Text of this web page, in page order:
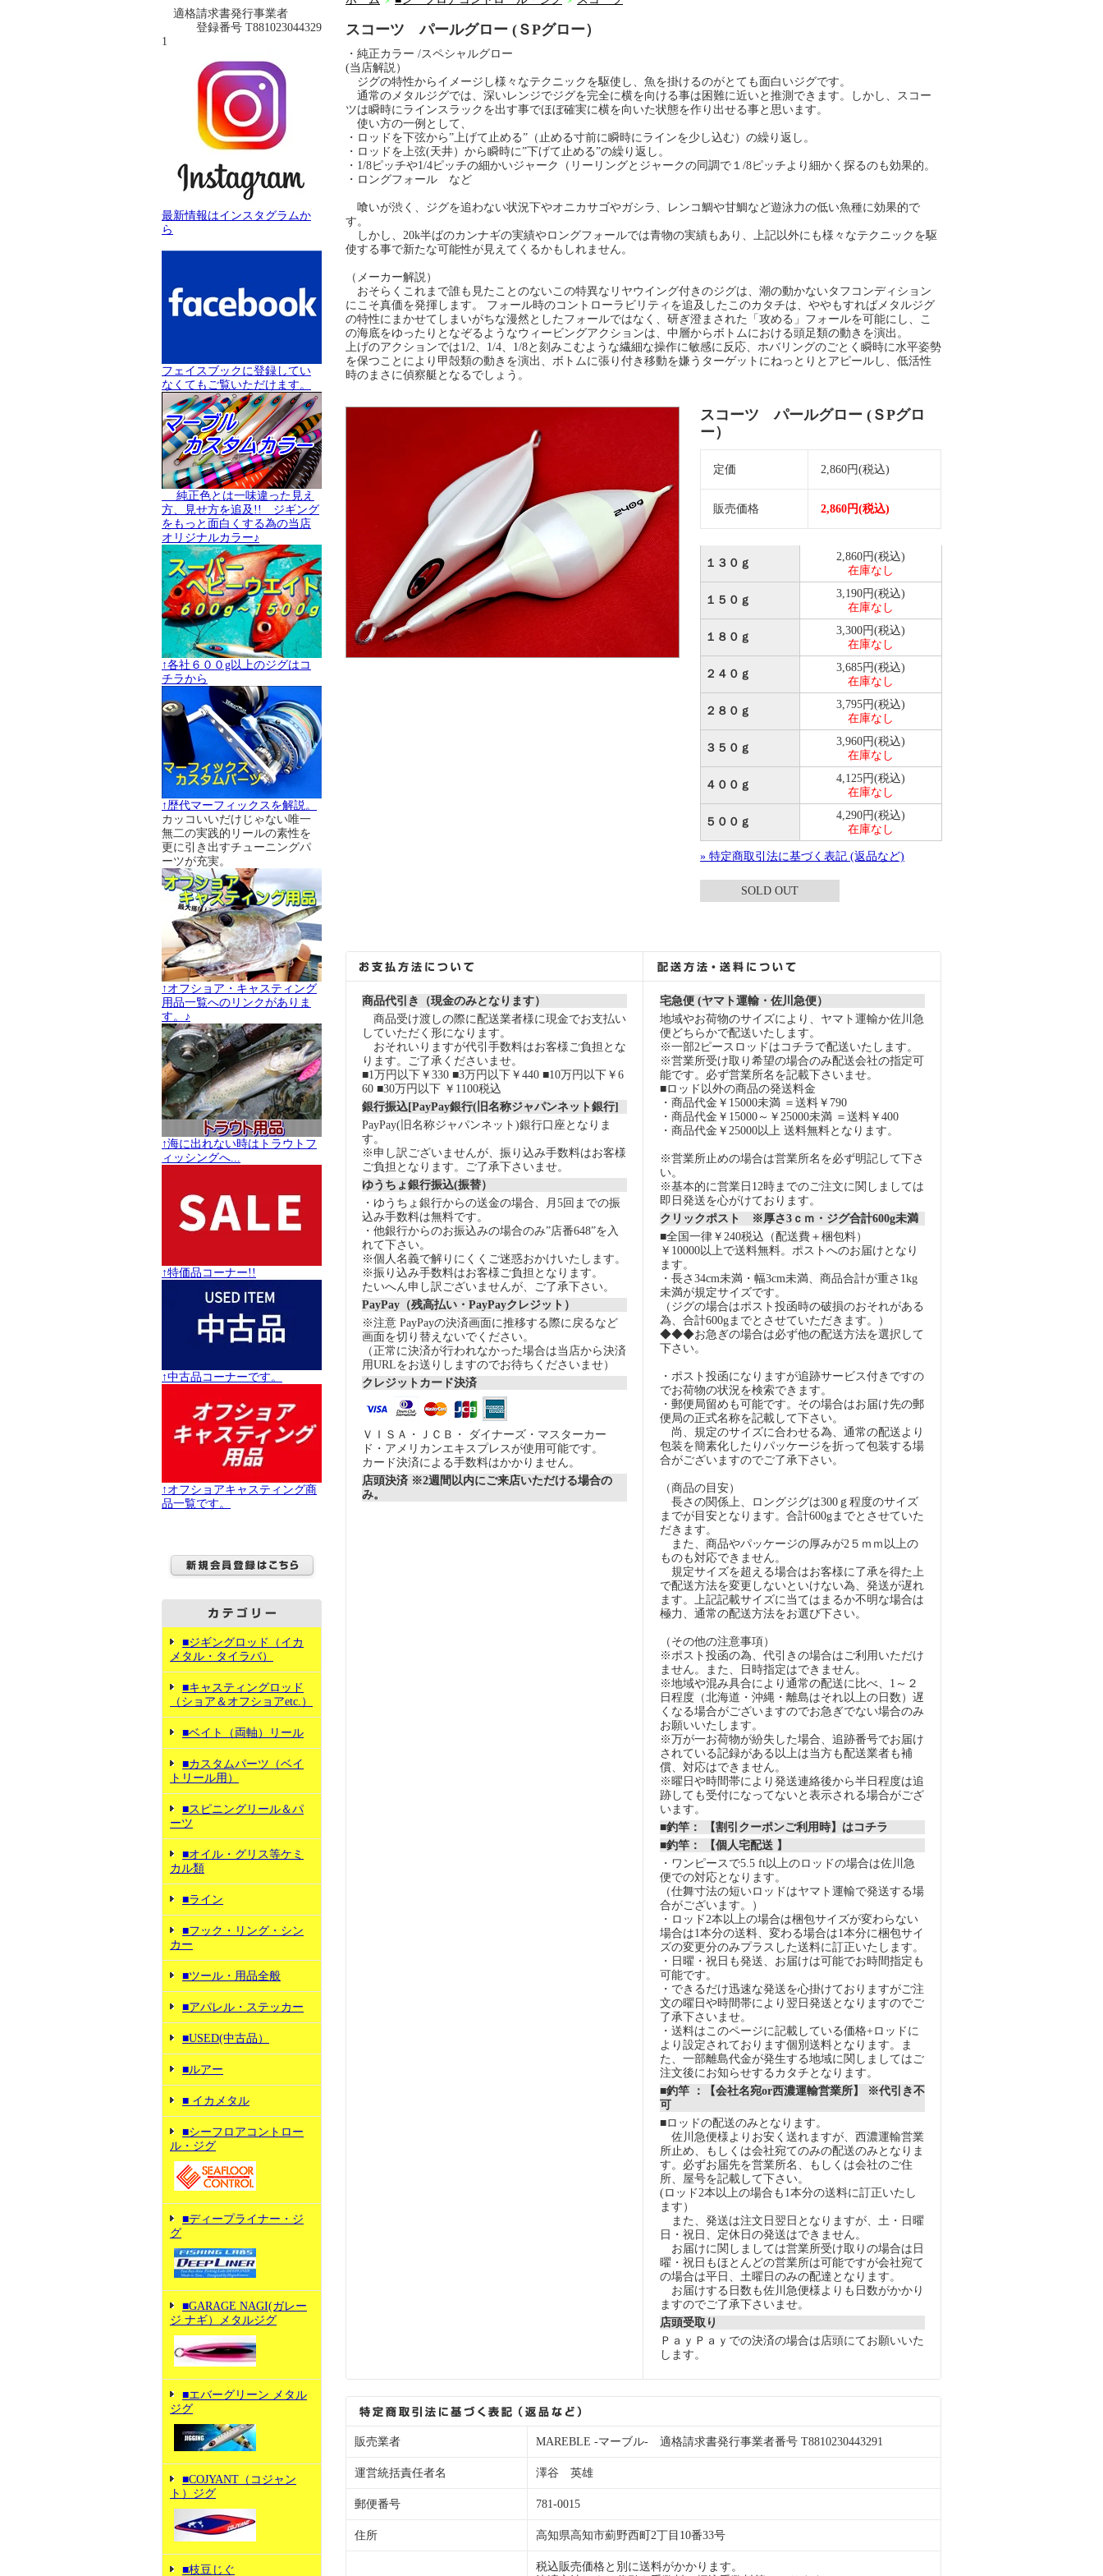
適格請求書発行事業者
登録番号 T881023044329
1
最新情報はインスタグラムか
ら
フェイスブックに登録してい
なくてもご覧いただけます。
純正色とは一味違った見え
方、見せ方を追及!! ジギング
をもっと面白くする為の当店
オリジナルカラー♪
↑各社６００g以上のジグはコ
チラから
↑歴代マーフィックスを解説。
カッコいいだけじゃない唯一
無二の実践的リールの素性を
更に引き出すチューニングパ
ーツが充実。
↑オフショア・キャスティング
用品一覧へのリンクがありま
す。♪
↑海に出れない時はトラウトフ
ィッシングへ...
↑特価品コーナー!!
↑中古品コーナーです。
↑オフショアキャスティング商
品一覧です。
■ジギングロッド（イカ
メタル・タイラバ）
■キャスティングロッド
（ショア＆オフショアetc.）
■ベイト（両軸）リール
■カスタムパーツ（ベイ
トリール用）
■スピニングリール＆パ
ーツ
■オイル・グリス等ケミ
カル類
■ライン
■フック・リング・シン
カー
■ツール・用品全般
■アパレル・ステッカー
■USED(中古品）
■ルアー
■ イカメタル
■シーフロアコントロー
ル・ジグ
■ディープライナー・ジ
グ
■GARAGE NAGI(ガレー
ジ ナギ）メタルジグ
■エバーグリーン メタル
ジグ
■COJYANT（コジャン
ト）ジグ
■枝豆じぐ
スコーツ パールグロー (ＳPグロー）
・純正カラー /スペシャルグロー
(当店解説）
ジグの特性からイメージし様々なテクニックを駆使し、魚を掛けるのがとても面白いジグです。
通常のメタルジグでは、深いレンジでジグを完全に横を向ける事は困難に近いと推測できます。しかし、スコー
ツは瞬時にラインスラックを出す事でほぼ確実に横を向いた状態を作り出せる事と思います。
使い方の一例として、
・ロッドを下弦から”上げて止める”（止める寸前に瞬時にラインを少し込む）の繰り返し。
・ロッドを上弦(天井）から瞬時に”下げて止める”の繰り返し。
・1/8ピッチや1/4ピッチの細かいジャーク（リーリングとジャークの同調で１/8ピッチより細かく探るのも効果的。
・ロングフォール など
喰いが渋く、ジグを追わない状況下やオニカサゴやガシラ、レンコ鯛や甘鯛など遊泳力の低い魚種に効果的で
す。
しかし、20k半ばのカンナギの実績やロングフォールでは青物の実績もあり、上記以外にも様々なテクニックを駆
使する事で新たな可能性が見えてくるかもしれません。
（メーカー解説）
おそらくこれまで誰も見たことのないこの特異なリヤウイング付きのジグは、潮の動かないタフコンディション
にこそ真価を発揮します。 フォール時のコントローラビリティを追及したこのカタチは、ややもすればメタルジグ
の特性にまかせてしまいがちな漫然としたフォールではなく、研ぎ澄まされた「攻める」フォールを可能にし、こ
の海底をゆったりとなぞるようなウィービングアクションは、中層からボトムにおける頭足類の動きを演出。
上げのアクションでは1/2、1/4、1/8と刻みこむような繊細な操作に敏感に反応、ホバリングのごとく瞬時に水平姿勢
を保つことにより甲殻類の動きを演出、ボトムに張り付き移動を嫌うターゲットにねっとりとアピールし、低活性
時のまさに偵察艇となるでしょう。
スコーツ パールグロー (ＳPグロ
ー）
定価 2,860円(税込)
販売価格 2,860円(税込)
１３０ｇ
2,860円(税込)
在庫なし
１５０ｇ
3,190円(税込)
在庫なし
１８０ｇ
3,300円(税込)
在庫なし
２４０ｇ
3,685円(税込)
在庫なし
２８０ｇ
3,795円(税込)
在庫なし
３５０ｇ
3,960円(税込)
在庫なし
４００ｇ
4,125円(税込)
在庫なし
５００ｇ
4,290円(税込)
在庫なし
» 特定商取引法に基づく表記 (返品など)
SOLD OUT
商品代引き（現金のみとなります）
商品受け渡しの際に配送業者様に現金でお支払い
していただく形になります。
おそれいりますが代引手数料はお客様ご負担とな
ります。ご了承くださいませ。
■1万円以下￥330 ■3万円以下￥440 ■10万円以下￥6
60 ■30万円以下 ￥1100税込
銀行振込[PayPay銀行(旧名称ジャパンネット銀行]
PayPay(旧名称ジャパンネット)銀行口座となりま
す。
※申し訳ございませんが、振り込み手数料はお客様
ご負担となります。ご了承下さいませ。
ゆうちょ銀行振込(振替）
・ゆうちょ銀行からの送金の場合、月5回までの振
込み手数料は無料です。
・他銀行からのお振込みの場合のみ”店番648”を入
れて下さい。
※個人名義で解りにくくご迷惑おかけいたします。
※振り込み手数料はお客様ご負担となります。
たいへん申し訳ございませんが、ご了承下さい。
PayPay（残高払い・PayPayクレジット）
※注意 PayPayの決済画面に推移する際に戻るなど
画面を切り替えないでください。
（正常に決済が行われなかった場合は当店から決済
用URLをお送りしますのでお待ちくださいませ）
クレジットカード決済
ＶＩＳＡ・ＪＣＢ・ ダイナーズ・マスターカー
ド・アメリカンエキスプレスが使用可能です。
カード決済による手数料はかかりません。
店頭決済 ※2週間以内にご来店いただける場合の
み。
宅急便 (ヤマト運輸・佐川急便）
地域やお荷物のサイズにより、ヤマト運輸か佐川急
便どちらかで配送いたします。
※一部2ピースロッドはコチラで配送いたします。
※営業所受け取り希望の場合のみ配送会社の指定可
能です。必ず営業所名を記載下さいませ。
■ロッド以外の商品の発送料金
・商品代金￥15000未満 ＝送料￥790
・商品代金￥15000～￥25000未満 ＝送料￥400
・商品代金￥25000以上 送料無料となります。
※営業所止めの場合は営業所名を必ず明記して下さ
い。
※基本的に営業日12時までのご注文に関しましては
即日発送を心がけております。
クリックポスト ※厚さ3ｃｍ・ジグ合計600g未満
■全国一律￥240税込（配送費＋梱包料）
￥10000以上で送料無料。ポストへのお届けとなり
ます。
・長さ34cm未満・幅3cm未満、商品合計が重さ1kg
未満が規定サイズです。
（ジグの場合はポスト投函時の破損のおそれがある
為、合計600gまでとさせていただきます。）
◆◆◆お急ぎの場合は必ず他の配送方法を選択して
下さい。
・ポスト投函になりますが追跡サービス付きですの
でお荷物の状況を検索できます。
・郵便局留めも可能です。その場合はお届け先の郵
便局の正式名称を記載して下さい。
尚、規定のサイズに合わせる為、通常の配送より
包装を簡素化したりパッケージを折って包装する場
合がございますのでご了承下さい。
（商品の目安）
長さの関係上、ロングジグは300ｇ程度のサイズ
までが目安となります。合計600gまでとさせていた
だきます。
また、商品やパッケージの厚みが2５ｍｍ以上の
ものも対応できません。
規定サイズを超える場合はお客様に了承を得た上
で配送方法を変更しないといけない為、発送が遅れ
ます。上記記載サイズに当てはまるか不明な場合は
極力、通常の配送方法をお選び下さい。
（その他の注意事項）
※ポスト投函の為、代引きの場合はご利用いただけ
ません。また、日時指定はできません。
※地域や混み具合により通常の配送に比べ、1～２
日程度（北海道・沖縄・離島はそれ以上の日数）遅
くなる場合がございますのでお急ぎでない場合のみ
お願いいたします。
※万が一お荷物が紛失した場合、追跡番号でお届け
されている記録がある以上は当方も配送業者も補
償、対応はできません。
※曜日や時間帯により発送連絡後から半日程度は追
跡しても受付になってないと表示される場合がござ
います。
■釣竿： 【割引クーポンご利用時】はコチラ
■釣竿： 【個人宅配送 】
・ワンピースで5.5 ft以上のロッドの場合は佐川急
便での対応となります。
（仕舞寸法の短いロッドはヤマト運輸で発送する場
合がございます。）
・ロッド2本以上の場合は梱包サイズが変わらない
場合は1本分の送料、変わる場合は1本分に梱包サイ
ズの変更分のみプラスした送料に訂正いたします。
・日曜・祝日も発送、お届けは可能でお時間指定も
可能です。
・できるだけ迅速な発送を心掛けておりますがご注
文の曜日や時間帯により翌日発送となりますのでご
了承下さいませ。
・送料はこのページに記載している価格+ロッドに
より設定されております個別送料となります。ま
た、一部離島代金が発生する地域に関しましてはご
注文後にお知らせするカタチとなります。
■釣竿 ：【会社名宛or西濃運輸営業所】 ※代引き不
可
■ロッドの配送のみとなります。
佐川急便様よりお安く送れますが、西濃運輸営業
所止め、もしくは会社宛てのみの配送のみとなりま
す。必ずお届先を営業所名、もしくは会社のご住
所、屋号を記載して下さい。
(ロッド2本以上の場合も1本分の送料に訂正いたし
ます）
また、発送は注文日翌日となりますが、土・日曜
日・祝日、定休日の発送はできません。
お届けに関しましては営業所受け取りの場合は日
曜・祝日もほとんどの営業所は可能ですが会社宛て
の場合は平日、土曜日のみの配達となります。
お届けする日数も佐川急便様よりも日数がかかり
ますのでご了承下さいませ。
店頭受取り
ＰａｙＰａｙでの決済の場合は店頭にてお願いいた
します。
販売業者 MAREBLE -マーブル- 適格請求書発行事業者番号 T8810230443291
運営統括責任者名 澤谷 英雄
郵便番号 781-0015
住所 高知県高知市薊野西町2丁目10番33号
税込販売価格と別に送料がかかります。